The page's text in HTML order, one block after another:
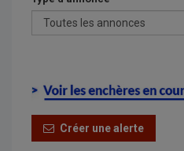
Créer une alerte